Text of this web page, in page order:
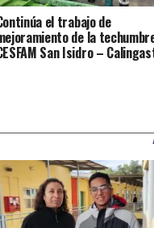
el trabajo de
de la
San Isidro –